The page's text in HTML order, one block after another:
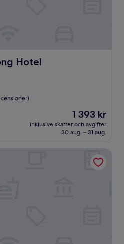
Hotel
Priset
är
1 393 kr
1 393 kr
inklusive skatter och avgifter
30 aug. – 31 aug.